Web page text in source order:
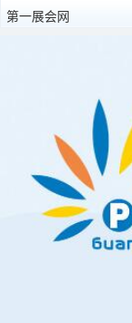
第一展会网